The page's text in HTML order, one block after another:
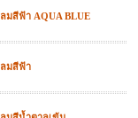
มสีฟ้า AQUA BLUE
ลมสีฟ้า